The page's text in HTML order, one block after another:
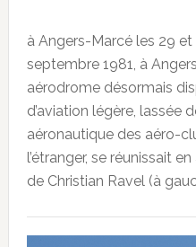
à Angers-Marcé les 29
septembre 1981, à
aérodrome désormais
d’aviation légère, lassée
aéronautique des aéro-
l’étranger, se réunissait
de Christian Ravel (à